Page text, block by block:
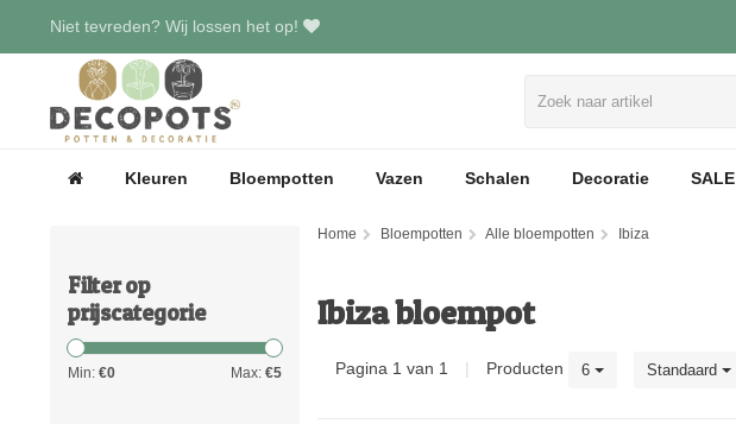
Niet tevreden? Wij lossen het op!
Kleuren Bloempotten Vazen Schalen Decoratie SALE
Filter op
prijscategorie
Min: €0 Max: €5
Home Bloempotten Alle bloempotten Ibiza
Ibiza bloempot
Pagina 1 van 1 | Producten 6 Standaard